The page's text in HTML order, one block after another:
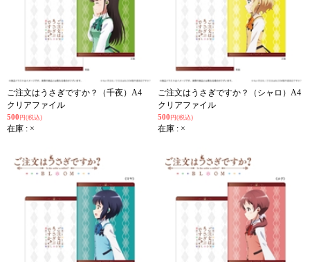
ご注文はうさぎですか？（千夜）A4
クリアファイル
500 円(税込)
在庫 : ×
ご注文はうさぎですか？（シャロ）A4
クリアファイル
500 円(税込)
在庫 : ×